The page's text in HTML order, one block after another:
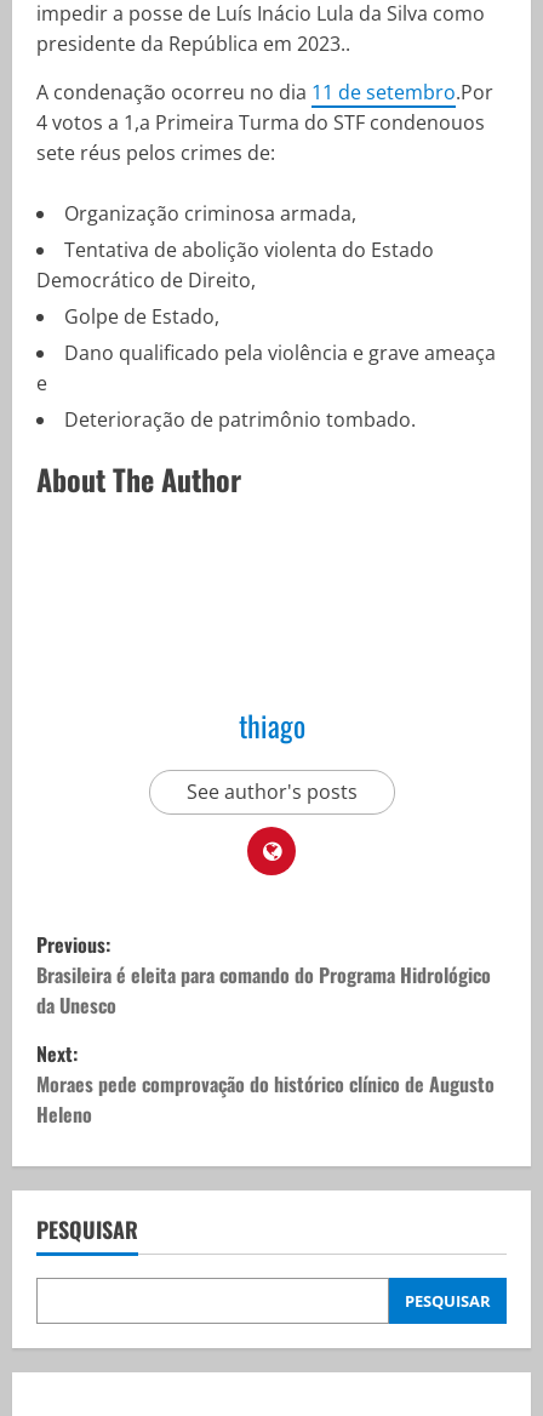
impedir a posse de Luís Inácio Lula da Silva como
presidente da República em 2023..
A condenação ocorreu no dia 11 de setembro.Por
4 votos a 1,a Primeira Turma do STF condenouos
sete réus pelos crimes de:
Organização criminosa armada,
Tentativa de abolição violenta do Estado
Democrático de Direito,
Golpe de Estado,
Dano qualificado pela violência e grave ameaça
e
Deterioração de patrimônio tombado.
About The Author
thiago
See author's posts
P
o
s
t
n
a
v
i
g
Previous:
Brasileira é eleita para comando do Programa Hidrológico
da Unesco
Next:
Moraes pede comprovação do histórico clínico de Augusto
Heleno
PESQUISAR
PESQUISAR